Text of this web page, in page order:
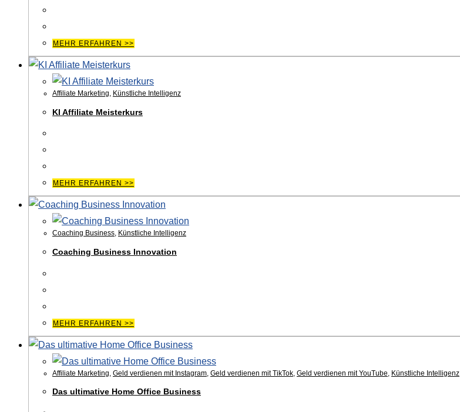
MEHR ERFAHREN >>
Affiliate Marketing, Künstliche Intelligenz
KI Affiliate Meisterkurs
MEHR ERFAHREN >>
Coaching Business, Künstliche Intelligenz
Coaching Business Innovation
MEHR ERFAHREN >>
Affiliate Marketing Geld verdienen mit Instagram Geld verdienen mit TikTok Geld verdienen mit YouTube Künstliche Intelligenz
Das ultimative Home Office Business